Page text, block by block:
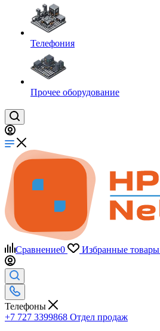
Телефония
Прочее оборудование
Сравнение0 Избранные товары
Телефоны
+7 727 3399868 Отдел продаж